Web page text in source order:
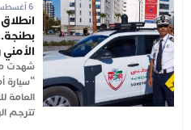
6 أغسطس 2026
شهدت
“سيارة
العامة
تترجم